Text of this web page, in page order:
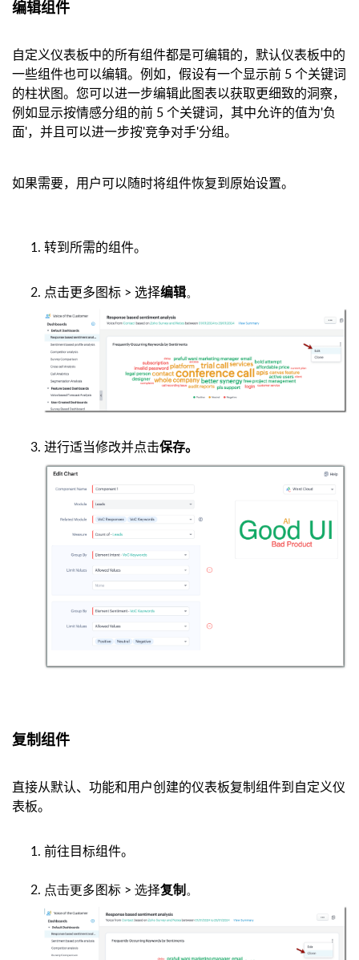
编辑组件
自定义仪表板中的所有组件都是可编辑的，默认仪表板中的
一些组件也可以编辑。例如，假设有一个显示前 5 个关键词
的柱状图。您可以进一步编辑此图表以获取更细致的洞察，
例如显示按情感分组的前 5 个关键词，其中允许的值为'负
面'，并且可以进一步按'竞争对手'分组。
如果需要，用户可以随时将组件恢复到原始设置。
转到所需的组件。
点击更多图标 > 选择编辑。
进行适当修改并点击保存。
复制组件
直接从默认、功能和用户创建的仪表板复制组件到自定义仪
表板。
前往目标组件。
点击更多图标 > 选择复制 。